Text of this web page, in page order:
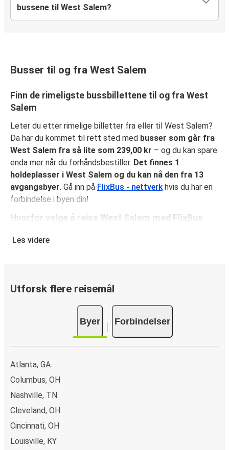
bussene til West Salem?
Busser til og fra West Salem
Finn de rimeligste bussbillettene til og fra West
Salem
Leter du etter rimelige billetter fra eller til West Salem?
Da har du kommet til rett sted med busser som går fra
West Salem fra så lite som 239,00 kr – og du kan spare
enda mer når du forhåndsbestiller. Det finnes 1
holdeplasser i West Salem og du kan nå den fra 13
avgangsbyer. Gå inn på FlixBus - nettverkhvis du har en
forbindelse i byen din!
Hvorfor velge å reise West Salem med FlixBus
FlixBus kombinerer rimelige priser med komfort for å gi en
favorittsete når du reserverer billetten din, som inkluderer
Hvordan reservere bussbillett til eller fra West
Det er lekende lett å reservere en billett med FlixBus: på
App, kan du fullføre bestillingen på bare noen få klikk. Når
du kjøper billetten din til eller fra West Salem på nett, kan
du velge mellom ulike sikre betalingsmetoder, som
debetkort, kredittkort
Club/JCB/Discover) Carte Bleue, PayPal, Google Pay og
Apple Pay.
Les videre
Utforsk flere reisemål
Byer Forbindelser
Atlanta, GA
Columbus, OH
Nashville, TN
Cleveland, OH
Cincinnati, OH
Louisville, KY